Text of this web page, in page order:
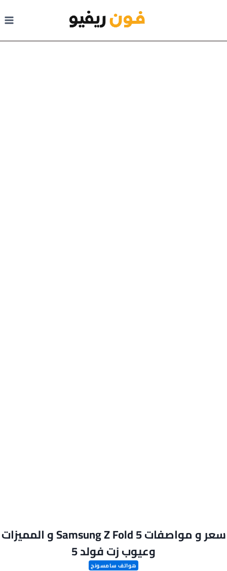
سعر و مواصفات Samsung Z Fold 5 و المميزات
وعيوب زت فولد 5
هواتف سامسونج